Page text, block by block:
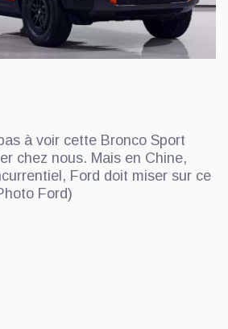
à voir cette Bronco Sport
chez nous. Mais en Chine,
Ford doit miser sur ce
Ford)